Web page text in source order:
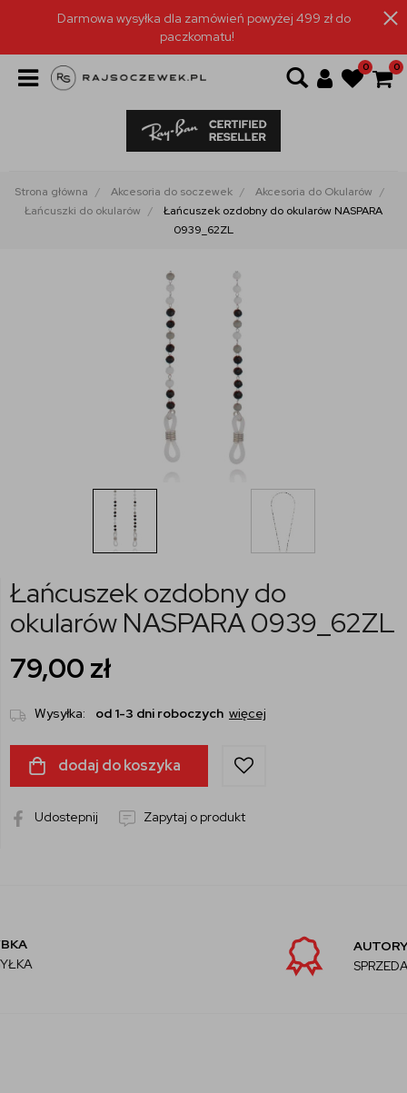
Darmowa wysyłka dla zamówień powyżej 499 zł do
paczkomatu!
0 0
Strona główna Akcesoria do soczewek
Akcesoria do Okularów
Łańcuszki do okularów
Łańcuszek ozdobny do okularów NASPARA
0939_62ZL
Łańcuszek ozdobny do
okularów NASPARA 0939_62ZL
79,00 zł
Wysyłka: od 1-3 dni roboczych więcej
dodaj do koszyka
Udostepnij Zapytaj o produkt
AUTORYZOWANY
SPRZEDAWCA